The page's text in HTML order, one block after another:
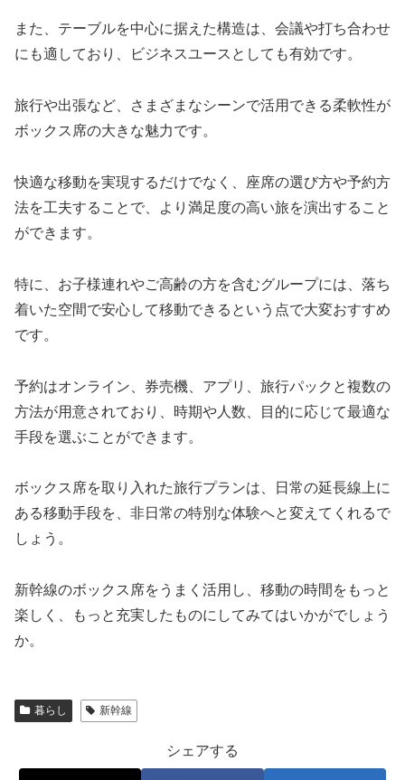
また、テーブルを中心に据えた構造は、会議や打ち合わせ
にも適しており、ビジネスユースとしても有効です。
旅行や出張など、さまざまなシーンで活用できる柔軟性が
ボックス席の大きな魅力です。
快適な移動を実現するだけでなく、座席の選び方や予約方
法を工夫することで、より満足度の高い旅を演出すること
ができます。
特に、お子様連れやご高齢の方を含むグループには、落ち
着いた空間で安心して移動できるという点で大変おすすめ
です。
予約はオンライン、券売機、アプリ、旅行パックと複数の
方法が用意されており、時期や人数、目的に応じて最適な
手段を選ぶことができます。
ボックス席を取り入れた旅行プランは、日常の延長線上に
ある移動手段を、非日常の特別な体験へと変えてくれるで
しょう。
新幹線のボックス席をうまく活用し、移動の時間をもっと
楽しく、もっと充実したものにしてみてはいかがでしょう
か。
暮らし 新幹線
シェアする